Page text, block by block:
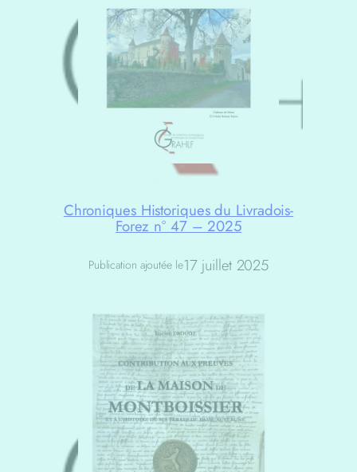
Chroniques Historiques du Livradois-
Forez n° 47 – 2025
Publication ajoutée le17 juillet 2025